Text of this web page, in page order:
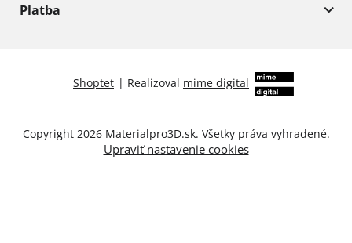
Platba
Shoptet | Realizoval mime digital
Copyright 2026 Materialpro3D.sk. Všetky práva vyhradené.
Upraviť nastavenie cookies